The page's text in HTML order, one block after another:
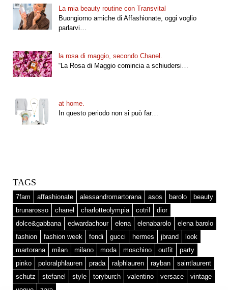
La mia beauty routine con Transvital
Buongiorno amiche di Affashionate, oggi voglio
parlarvi…
la rosa di maggio, secondo Chanel.
“La Rosa di Maggio comincia a schiudersi…
at home.
In questo periodo non si può far…
TAGS
7fam affashionate alessandromartorana asos barolo
beauty
brunarosso
chanel charlotteolympia cotril
dior
dolce&gabbana
edwardachour elena elenabarolo
elena barolo
fashion
fashion week fendi gucci hermes jbrand
look
martorana
milan milano moda moschino outfit
party
pinko
poloralphlauren prada ralphlauren rayban
saintlaurent
schutz
stefanel style toryburch valentino versace
vintage